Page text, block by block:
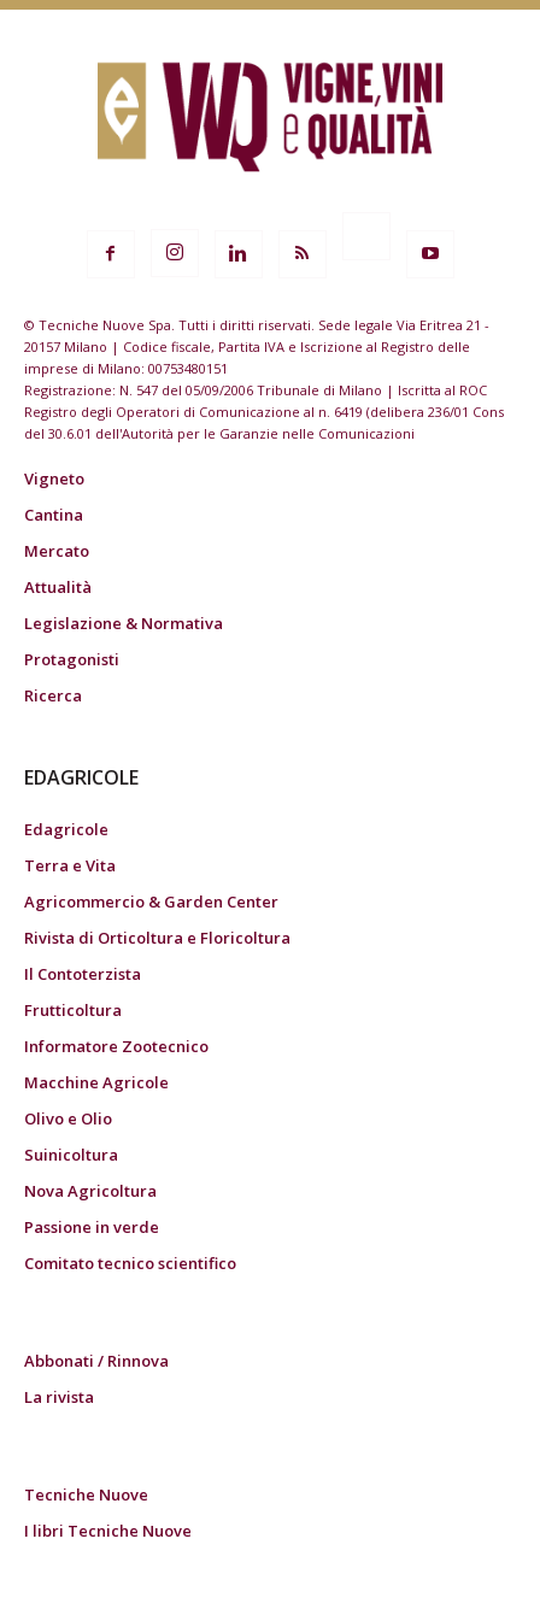
© Tecniche Nuove Spa. Tutti i diritti riservati. Sede legale Via Eritrea 21 -
20157 Milano | Codice fiscale, Partita IVA e Iscrizione al Registro delle
imprese di Milano: 00753480151
Registrazione: N. 547 del 05/09/2006 Tribunale di Milano | Iscritta al ROC
Registro degli Operatori di Comunicazione al n. 6419 (delibera 236/01 Cons
del 30.6.01 dell'Autorità per le Garanzie nelle Comunicazioni
Vigneto
Cantina
Mercato
Attualità
Legislazione & Normativa
Protagonisti
Ricerca
EDAGRICOLE
Edagricole
Terra e Vita
Agricommercio & Garden Center
Rivista di Orticoltura e Floricoltura
Il Contoterzista
Frutticoltura
Informatore Zootecnico
Macchine Agricole
Olivo e Olio
Suinicoltura
Nova Agricoltura
Passione in verde
Comitato tecnico scientifico
Abbonati / Rinnova
La rivista
Tecniche Nuove
I libri Tecniche Nuove